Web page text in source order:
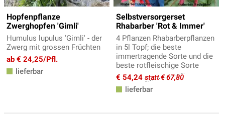
Hopfenpflanze
Zwerghopfen 'Gimli'
Humulus lupulus 'Gimli' - der
Zwerg mit grossen Früchten
ab € 24,25/Pfl.
lieferbar
Selbstversorgerset
Rhabarber 'Rot & Immer'
4 Pflanzen Rhabarberpflanzen
in 5l Topf; die beste
immertragende Sorte und die
beste rotfleischige Sorte
€ 54,24 statt € 67,80
lieferbar